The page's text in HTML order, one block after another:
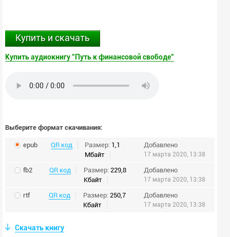
Купить и скачать
Купить аудиокнигу "Путь к финансовой свободе"
Выберите формат скачивания:
epub QR код Размер: 1,1
Мбайт
Добавлено
17 марта 2020, 13:38
fb2 QR код Размер: 229,8
Кбайт
Добавлено
17 марта 2020, 13:38
rtf QR код Размер: 250,7
Кбайт
Добавлено
17 марта 2020, 13:38
Скачать книгу